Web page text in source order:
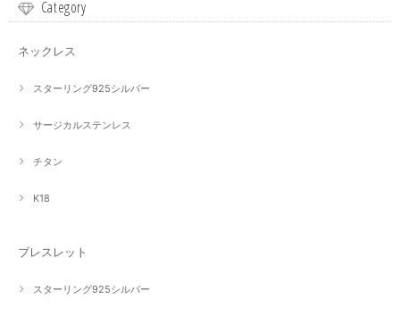
Category
ネックレス
スターリング925シルバー
サージカルステンレス
チタン
K18
ブレスレット
スターリング925シルバー